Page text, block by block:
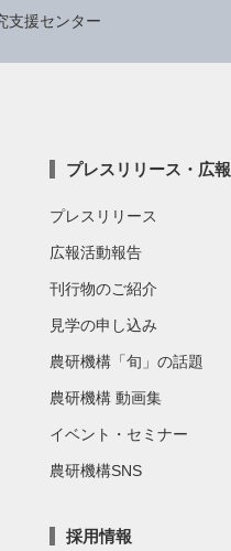
支援センター
プレスリリース・広報
プレスリリース
広報活動報告
刊行物のご紹介
見学の申し込み
農研機構「旬」の話題
農研機構 動画集
イベント・セミナー
農研機構SNS
採用情報